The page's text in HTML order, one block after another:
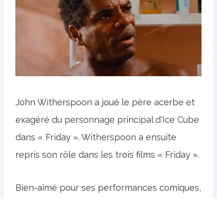
John Witherspoon a joué le père acerbe et
exagéré du personnage principal d'Ice Cube
dans « Friday ». Witherspoon a ensuite
repris son rôle dans les trois films « Friday ».
Bien-aimé pour ses performances comiques,